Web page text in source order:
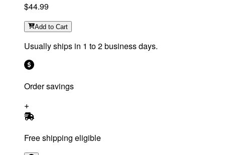
$44.99
Add to Cart
Usually ships in 1 to 2 business days.
Order savings
Free shipping eligible